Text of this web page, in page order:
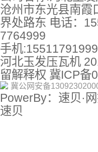
沧州市东光县南霞
界处路东 电话：
7764999
手机:15511791999
河北玉发压瓦机
留解释权 冀ICP备
冀公网安备
PowerBy：速贝·
速贝